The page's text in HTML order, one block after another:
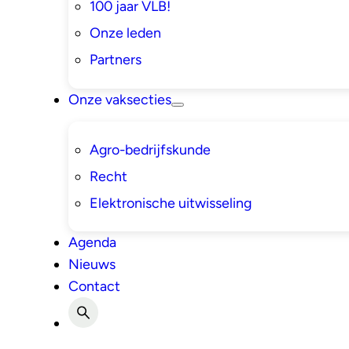
100 jaar VLB!
Onze leden
Partners
Onze vaksecties
Agro-bedrijfskunde
Recht
Elektronische uitwisseling
Agenda
Nieuws
Contact